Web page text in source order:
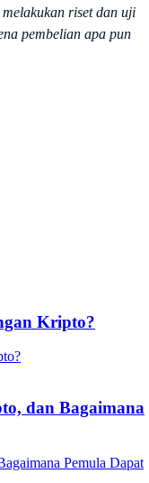
riset dan uji
pembelian apa pun
Kripto?
dan Bagaimana